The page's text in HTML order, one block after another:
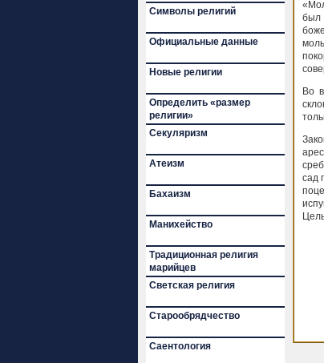
Символы религий
Официальные данные
Новые религии
Определить «размер
религии»
Секуляризм
Атеизм
Бахаизм
Манихейство
Традиционная религия
марийцев
Светская религия
Старообрядчество
Саентология
был
Во
сад